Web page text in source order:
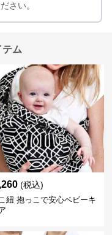
さい。
ム
(税込)
紐 抱っこで安心ベビーキ